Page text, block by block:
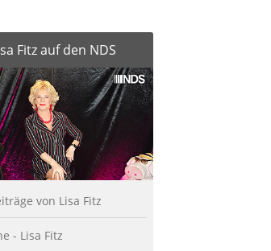
Fitz auf den NDS
von Lisa Fitz
- Lisa Fitz